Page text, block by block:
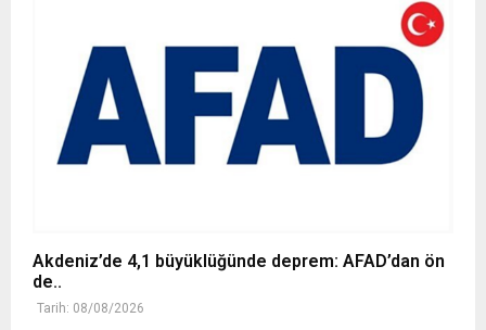
Akdeniz’de 4,1 büyüklüğünde deprem: AFAD’dan ön
de..
Tarih: 08/08/2026